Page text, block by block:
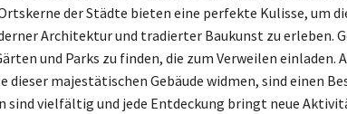
der Städte bieten eine perfekte Kulisse, um
Architektur und tradierter Baukunst zu erleben.
und Parks zu finden, die zum Verweilen einladen.
dieser majestätischen Gebäude widmen, sind einen
sind vielfältig und jede Entdeckung bringt neue